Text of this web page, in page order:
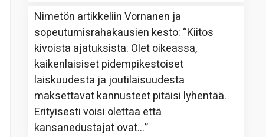
Nimetön artikkeliinVornanen ja
sopeutumisrahakausien kesto: “Kiitos
kivoista ajatuksista. Olet oikeassa,
kaikenlaisiset pidempikestoiset
laiskuudesta ja joutilaisuudesta
maksettavat kannusteet pitäisi lyhentää.
Erityisesti voisi olettaa että
kansanedustajat ovat…”